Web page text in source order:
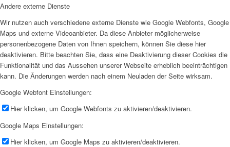
Andere externe Dienste
Wir nutzen auch verschiedene externe Dienste wie Google Webfonts, Google
Maps und externe Videoanbieter. Da diese Anbieter möglicherweise
personenbezogene Daten von Ihnen speichern, können Sie diese hier
deaktivieren. Bitte beachten Sie, dass eine Deaktivierung dieser Cookies die
Funktionalität und das Aussehen unserer Webseite erheblich beeinträchtigen
kann. Die Änderungen werden nach einem Neuladen der Seite wirksam.
Google Webfont Einstellungen:
Hier klicken, um Google Webfonts zu aktivieren/deaktivieren.
Google Maps Einstellungen:
Hier klicken, um Google Maps zu aktivieren/deaktivieren.